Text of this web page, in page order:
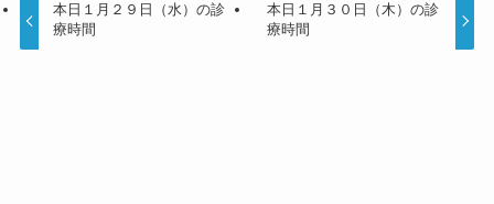
本日１月２９日（水）の診
療時間
本日１月３０日（木）の診
療時間